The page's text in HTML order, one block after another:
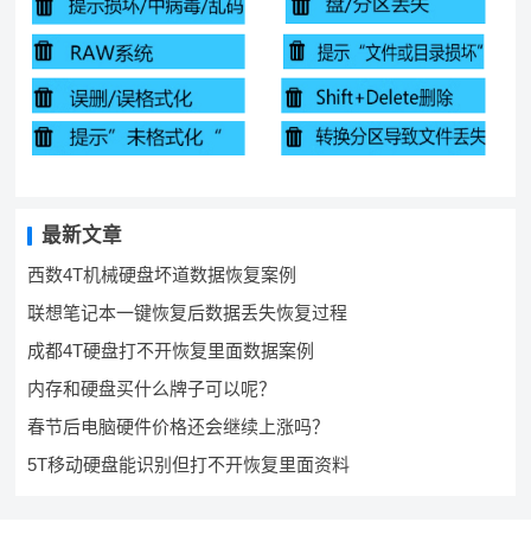
最新文章
西数4T机械硬盘坏道数据恢复案例
联想笔记本一键恢复后数据丢失恢复过程
成都4T硬盘打不开恢复里面数据案例
内存和硬盘买什么牌子可以呢？
春节后电脑硬件价格还会继续上涨吗？
5T移动硬盘能识别但打不开恢复里面资料